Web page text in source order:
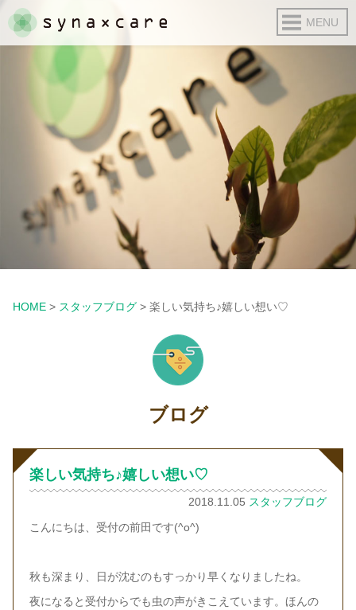
HOME > スタッフブログ > 楽しい気持ち♪嬉しい想い♡
ブログ
楽しい気持ち♪嬉しい想い♡
2018.11.05 スタッフブログ
こんにちは、受付の前田です(^o^)
秋も深まり、日が沈むのもすっかり早くなりましたね。
夜になると受付からでも虫の声がきこえています。ほんの